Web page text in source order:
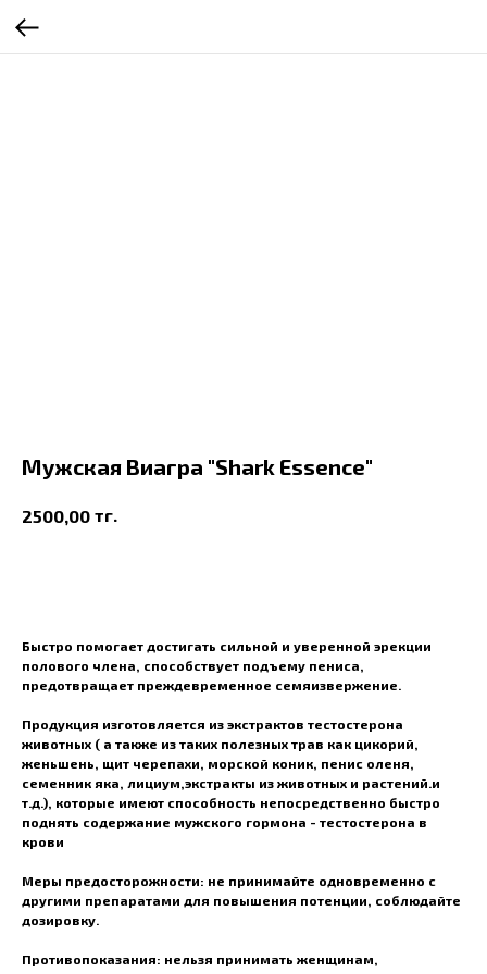
Мужская Виагра "Shark Essence"
2500,00 тг.
Быстро помогает достигать сильной и уверенной эрекции
полового члена, способствует подъему пениса,
предотвращает преждевременное семяизвержение.
Продукция изготовляется из экстрактов тестостерона
животных ( а также из таких полезных трав как цикорий,
женьшень, щит черепахи, морской коник, пенис оленя,
семенник яка, лициум,экстракты из животных и растений.и
т.д.), которые имеют способность непосредственно быстро
поднять содержание мужского гормона - тестостерона в
крови
Меры предосторожности: не принимайте одновременно с
другими препаратами для повышения потенции, соблюдайте
дозировку.
Противопоказания: нельзя принимать женщинам,